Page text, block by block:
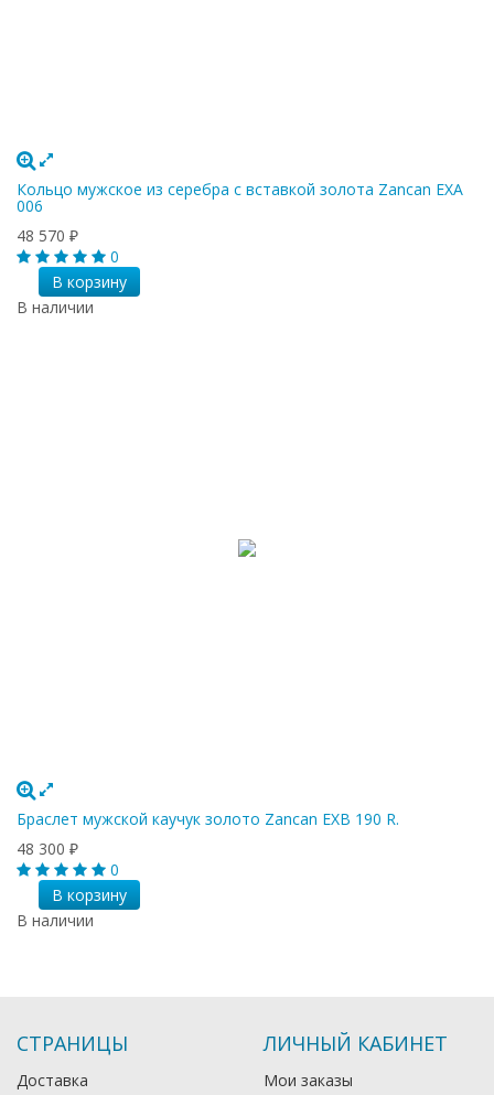
Кольцо мужское из серебра с вставкой золота Zancan EXA
006
48 570 ₽
0
В корзину
В наличии
Браслет мужской каучук золото Zancan EXB 190 R.
48 300 ₽
0
В корзину
В наличии
СТРАНИЦЫ
Доставка
ЛИЧНЫЙ КАБИНЕТ
Мои заказы